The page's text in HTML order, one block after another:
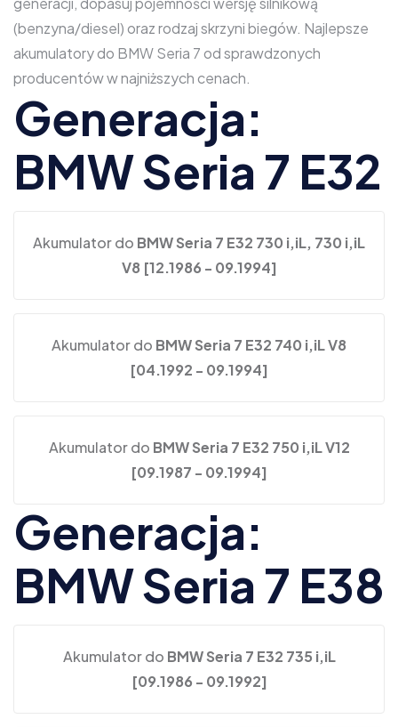
(benzyna/diesel) oraz rodzaj skrzyni biegów. Najlepsze
akumulatory do BMW Seria 7 od sprawdzonych
producentów w najniższych cenach.
Generacja:
BMW Seria 7 E32
Akumulator do BMW Seria 7 E32 730 i,iL, 730 i,iL
V8 [12.1986 - 09.1994]
Akumulator do BMW Seria 7 E32 740 i,iL V8
[04.1992 - 09.1994]
Akumulator do BMW Seria 7 E32 750 i,iL V12
[09.1987 - 09.1994]
Generacja:
BMW Seria 7 E38
Akumulator do BMW Seria 7 E32 735 i,iL
[09.1986 - 09.1992]